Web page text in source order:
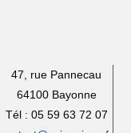
47, rue Pannecau
64100 Bayonne
Tél : 05 59 63 72 07